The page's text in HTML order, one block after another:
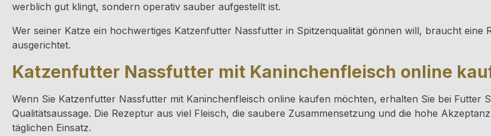
werblich gut klingt, sondern operativ sauber aufgestellt ist.
Wer seiner Katze ein hochwertiges Katzenfutter Nassfutter in Spitzenqualität gönnen will, braucht eine
ausgerichtet.
Katzenfutter Nassfutter mit Kaninchenfleisch online
Wenn Sie Katzenfutter Nassfutter mit Kaninchenfleisch online kaufen möchten, erhalten Sie bei
Qualitätsaussage. Die Rezeptur aus viel Fleisch, die saubere Zusammensetzung und die hohe
täglichen Einsatz.